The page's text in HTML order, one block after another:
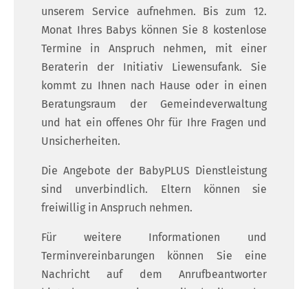
unserem Service aufnehmen. Bis zum 12.
Monat Ihres Babys können Sie 8 kostenlose
Termine in Anspruch nehmen, mit einer
Beraterin der Initiativ Liewensufank. Sie
kommt zu Ihnen nach Hause oder in einen
Beratungsraum der Gemeindeverwaltung
und hat ein offenes Ohr für Ihre Fragen und
Unsicherheiten.
Die Angebote der BabyPLUS Dienstleistung
sind unverbindlich. Eltern können sie
freiwillig in Anspruch nehmen.
Für weitere Informationen und
Terminvereinbarungen können Sie eine
Nachricht auf dem Anrufbeantworter